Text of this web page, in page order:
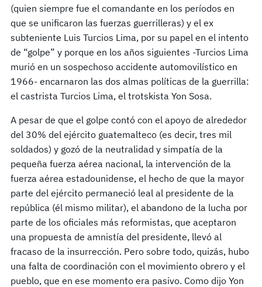
(quien siempre fue el comandante en los períodos en
que se unificaron las fuerzas guerrilleras) y el ex
subteniente Luis Turcios Lima, por su papel en el intento
de “golpe” y porque en los años siguientes -Turcios Lima
murió en un sospechoso accidente automovilístico en
1966- encarnaron las dos almas políticas de la guerrilla:
el castrista Turcios Lima, el trotskista Yon Sosa.
A pesar de que el golpe contó con el apoyo de alrededor
del 30% del ejército guatemalteco (es decir, tres mil
soldados) y gozó de la neutralidad y simpatía de la
pequeña fuerza aérea nacional, la intervención de la
fuerza aérea estadounidense, el hecho de que la mayor
parte del ejército permaneció leal al presidente de la
república (él mismo militar), el abandono de la lucha por
parte de los oficiales más reformistas, que aceptaron
una propuesta de amnistía del presidente, llevó al
fracaso de la insurrección. Pero sobre todo, quizás, hubo
una falta de coordinación con el movimiento obrero y el
pueblo, que en ese momento era pasivo. Como dijo Yon